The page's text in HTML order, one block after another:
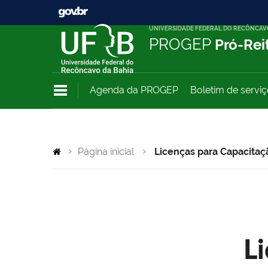
UNIVERSIDADE FEDERAL DO
PROGEP Pró-
Agenda da PROGEP Boletim de
Página inicial Licenças para